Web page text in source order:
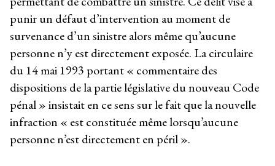
punir un défaut d’intervention au moment de
survenance d’un sinistre alors même qu’aucune
personne n’y est directement exposée. La circulaire
du 14 mai 1993 portant « commentaire des
dispositions de la partie législative du nouveau Code
pénal » insistait en ce sens sur le fait que la nouvelle
infraction « est constituée même lorsqu’aucune
personne n’est directement en péril ».